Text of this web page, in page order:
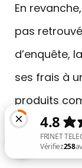
En
pas
d’enquête,
ses frais à
produits
Dans
ne serait